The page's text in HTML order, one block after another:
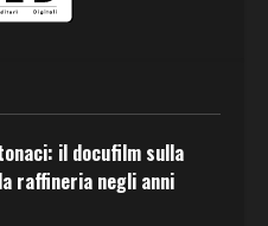
il docufilm sulla
raffineria negli anni